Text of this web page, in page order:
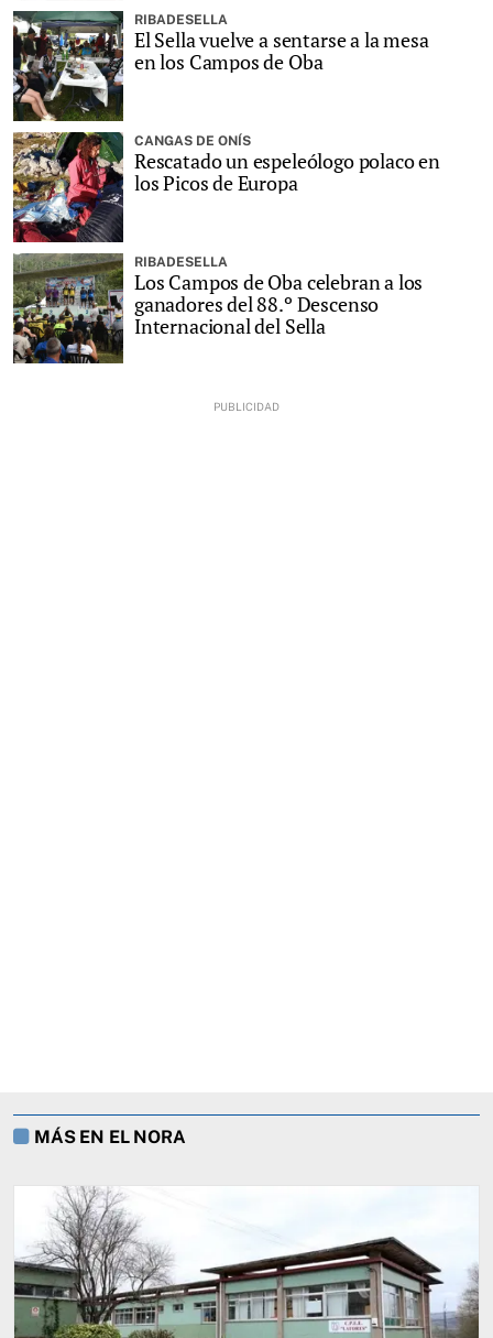
RIBADESELLA
El Sella vuelve a sentarse a la mesa
en los Campos de Oba
CANGAS DE ONÍS
Rescatado un espeleólogo polaco en
los Picos de Europa
RIBADESELLA
Los Campos de Oba celebran a los
ganadores del 88.º Descenso
Internacional del Sella
MÁS EN EL NORA